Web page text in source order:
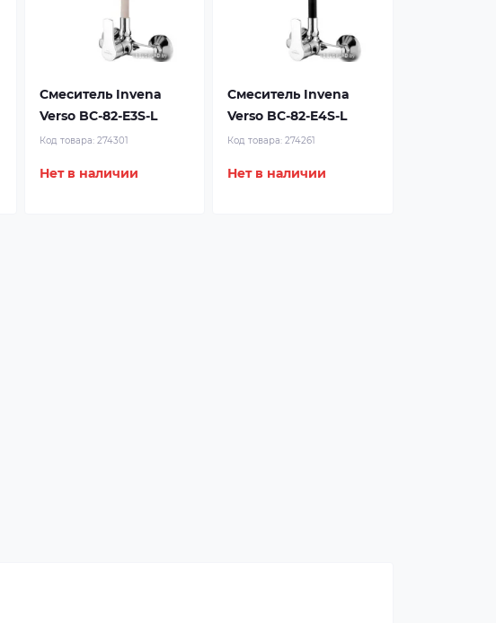
Смеситель Invena
Verso BC-82-E3S-L
Код товара: 274301
Нет в наличии
Смеситель Invena
Verso BC-82-E4S-L
Код товара:274261
Нет в наличии